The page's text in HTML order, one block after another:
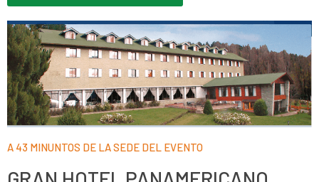
A 43 MINUNTOS DE LA SEDE DEL EVENTO